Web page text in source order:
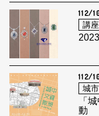
112/
講座
112/
城
「
動